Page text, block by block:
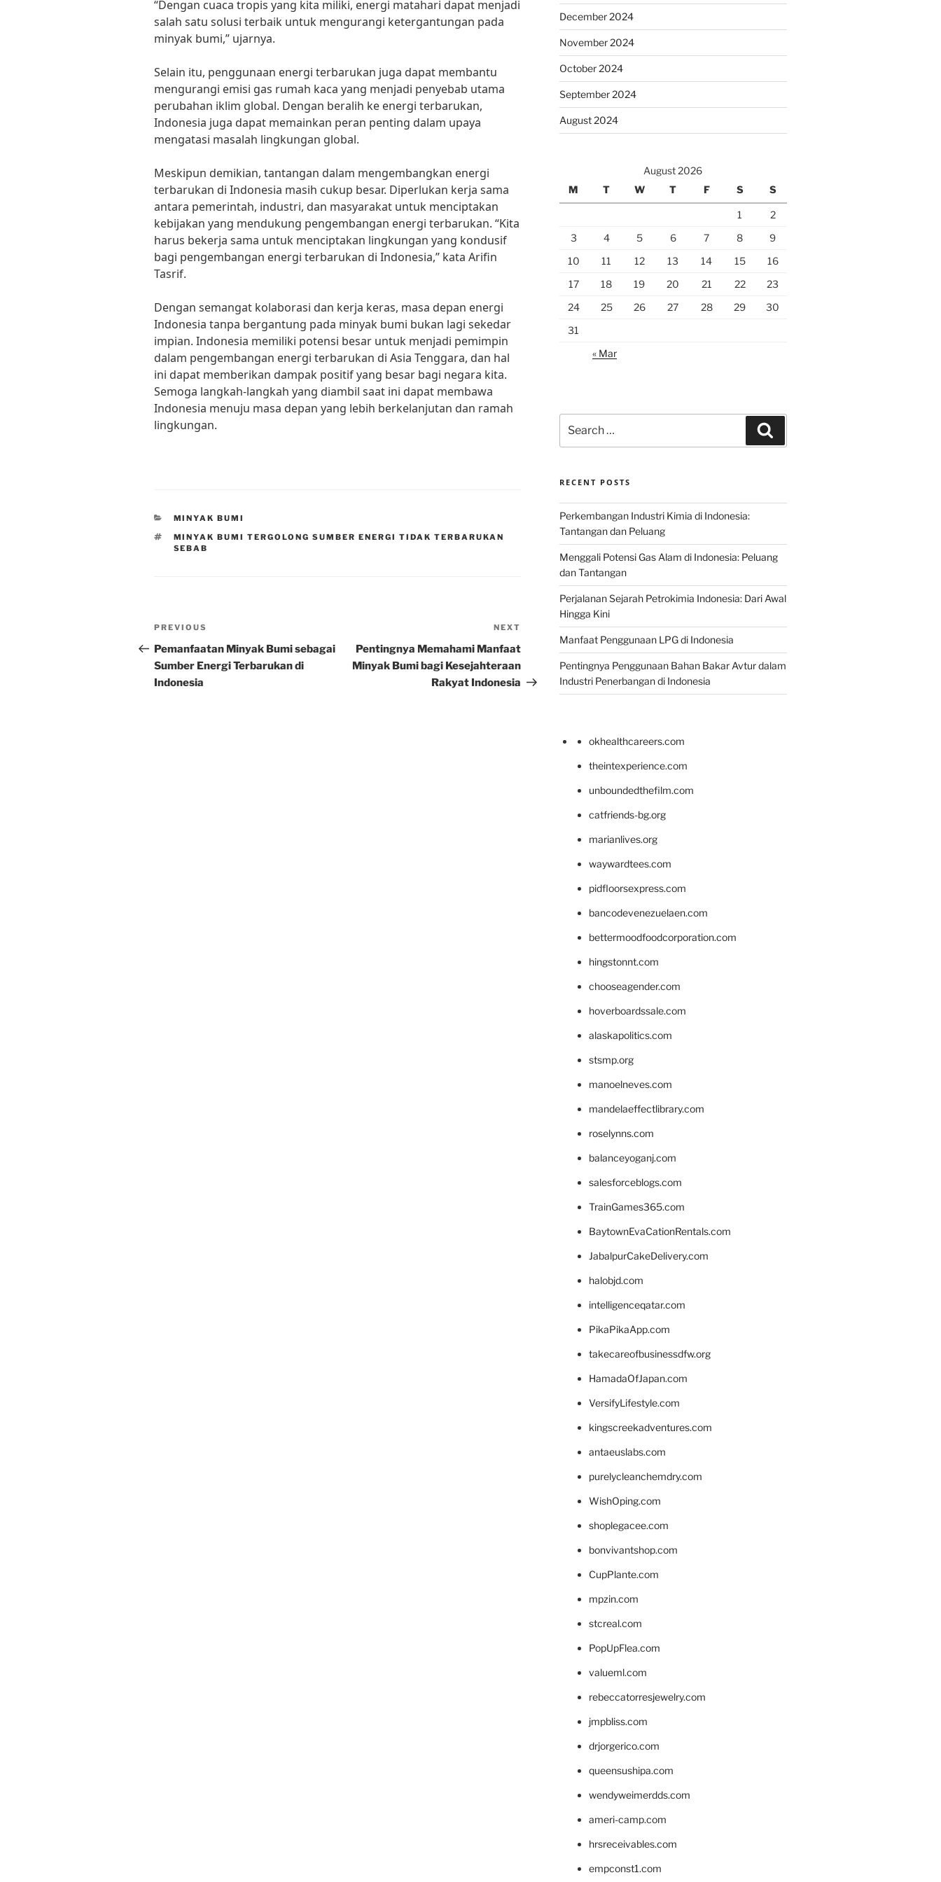
“Dengan cuaca tropis yang kita miliki, energi matahari dapat menjadi
salah satu solusi terbaik untuk mengurangi ketergantungan pada
minyak bumi,” ujarnya.
Selain itu, penggunaan energi terbarukan juga dapat membantu
mengurangi emisi gas rumah kaca yang menjadi penyebab utama
perubahan iklim global. Dengan beralih ke energi terbarukan,
Indonesia juga dapat memainkan peran penting dalam upaya
mengatasi masalah lingkungan global.
Meskipun demikian, tantangan dalam mengembangkan energi
terbarukan di Indonesia masih cukup besar. Diperlukan kerja sama
antara pemerintah, industri, dan masyarakat untuk menciptakan
kebijakan yang mendukung pengembangan energi terbarukan. “Kita
harus bekerja sama untuk menciptakan lingkungan yang kondusif
bagi pengembangan energi terbarukan di Indonesia,” kata Arifin
Tasrif.
Dengan semangat kolaborasi dan kerja keras, masa depan energi
Indonesia tanpa bergantung pada minyak bumi bukan lagi sekedar
impian. Indonesia memiliki potensi besar untuk menjadi pemimpin
dalam pengembangan energi terbarukan di Asia Tenggara, dan hal
ini dapat memberikan dampak positif yang besar bagi negara kita.
Semoga langkah-langkah yang diambil saat ini dapat membawa
Indonesia menuju masa depan yang lebih berkelanjutan dan ramah
lingkungan.
CATEGORIES
MINYAK BUMI
TAGS
MINYAK BUMI TERGOLONG SUMBER ENERGI TIDAK TERBARUKAN
SEBAB
Post
navigation
Previous
Post
PREVIOUS
Pemanfaatan Minyak Bumi sebagai
Sumber Energi Terbarukan di
Indonesia
Post
NEXT
Pentingnya Memahami Manfaat
Minyak Bumi bagi Kesejahteraan
Rakyat Indonesia
December 2024
November 2024
October 2024
September 2024
August 2024
August 2026
M
T W T F S S
1
2
3
4 5 6 7 8
9
10
11 12 13 14 15
16
17
18 19 20 21 22
23
24
25 26 27 28 29
30
31
« Mar
for:
RECENT POSTS
Perkembangan Industri Kimia di Indonesia:
Tantangan dan Peluang
Menggali Potensi Gas Alam di Indonesia: Peluang
dan Tantangan
Perjalanan Sejarah Petrokimia Indonesia: Dari Awal
Hingga Kini
Manfaat Penggunaan LPG di Indonesia
Pentingnya Penggunaan Bahan Bakar Avtur dalam
Industri Penerbangan di Indonesia
okhealthcareers.com
theintexperience.com
unboundedthefilm.com
catfriends-bg.org
marianlives.org
waywardtees.com
pidfloorsexpress.com
bancodevenezuelaen.com
bettermoodfoodcorporation.com
hingstonnt.com
chooseagender.com
hoverboardssale.com
alaskapolitics.com
stsmp.org
manoelneves.com
mandelaeffectlibrary.com
roselynns.com
balanceyoganj.com
salesforceblogs.com
TrainGames365.com
BaytownEvaCationRentals.com
JabalpurCakeDelivery.com
halobjd.com
intelligenceqatar.com
PikaPikaApp.com
takecareofbusinessdfw.org
HamadaOfJapan.com
VersifyLifestyle.com
kingscreekadventures.com
antaeuslabs.com
purelycleanchemdry.com
WishOping.com
shoplegacee.com
bonvivantshop.com
CupPlante.com
mpzin.com
stcreal.com
PopUpFlea.com
valueml.com
rebeccatorresjewelry.com
jmpbliss.com
drjorgerico.com
queensushipa.com
wendyweimerdds.com
ameri-camp.com
hrsreceivables.com
empconst1.com